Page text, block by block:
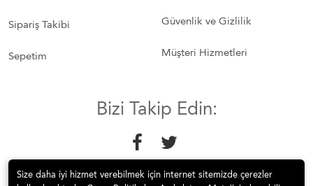
Sipariş Takibi
Sepetim
Güvenlik ve Gizlilik
Müşteri Hizmetleri
Bizi Takip Edin:
Size daha iyi hizmet verebilmek için internet sitemizde çerezler